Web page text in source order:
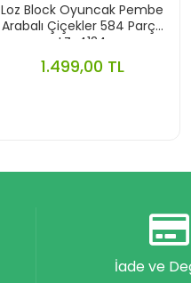
Loz Block Oyuncak Pembe
Arabalı Çiçekler 584 Parça
LZ-4124
1.499,00 TL
İade ve